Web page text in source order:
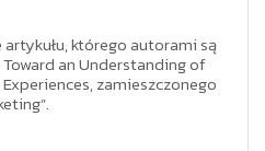
którego autorami są
an Understanding of
zamieszczonego